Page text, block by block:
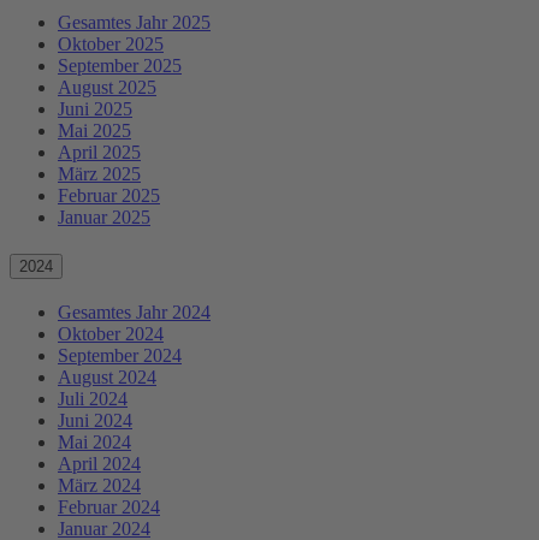
Gesamtes Jahr 2025
Oktober 2025
September 2025
August 2025
Juni 2025
Mai 2025
April 2025
März 2025
Februar 2025
Januar 2025
2024
Gesamtes Jahr 2024
Oktober 2024
September 2024
August 2024
Juli 2024
Juni 2024
Mai 2024
April 2024
März 2024
Februar 2024
Januar 2024